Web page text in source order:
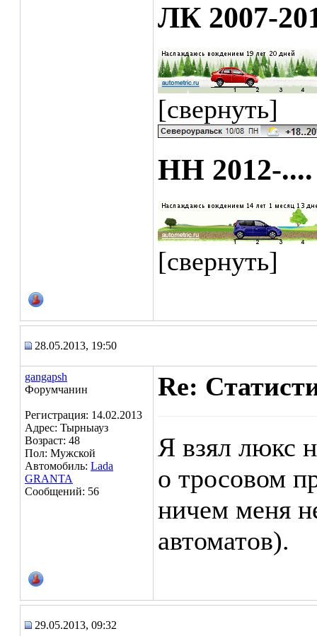
ЛК 2007-
[свернуть]
НН 2012-....
[свернуть]
28.05.2013, 19:50
gangapsh
Форумчанин
Регистрация: 14.02.2013
Адрес: Тырныауз
Возраст: 48
Пол: Мужской
Автомобиль: Lada
GRANTA
Сообщений: 56
Re:
Я взял люкс
о тросовом
ничем меня
автоматов).
29.05.2013, 09:32